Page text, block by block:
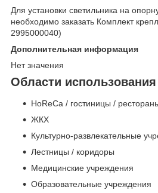
Для установки светильника на
необходимо заказать Комплект
2995000040)
Дополнительная информация
Нет значения
Области использования
HoReCa / гостиницы /
ЖКХ
Культурно-развлекательные
Лестницы / коридоры
Медицинские учреждения
Образовательные учреждения